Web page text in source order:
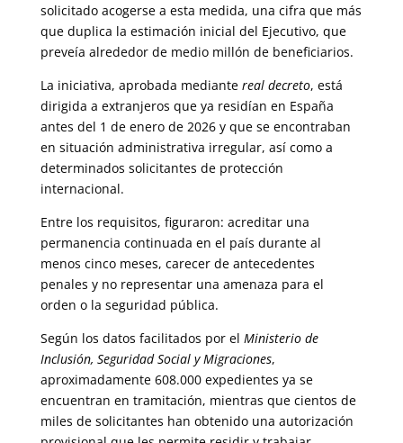
solicitado acogerse a esta medida, una cifra que más
que duplica la estimación inicial del Ejecutivo, que
preveía alrededor de medio millón de beneficiarios.
La iniciativa, aprobada mediante real decreto, está
dirigida a extranjeros que ya residían en España
antes del 1 de enero de 2026 y que se encontraban
en situación administrativa irregular, así como a
determinados solicitantes de protección
internacional.
Entre los requisitos, figuraron: acreditar una
permanencia continuada en el país durante al
menos cinco meses, carecer de antecedentes
penales y no representar una amenaza para el
orden o la seguridad pública.
Según los datos facilitados por el Ministerio de
Inclusión, Seguridad Social y Migraciones,
aproximadamente 608.000 expedientes ya se
encuentran en tramitación, mientras que cientos de
miles de solicitantes han obtenido una autorización